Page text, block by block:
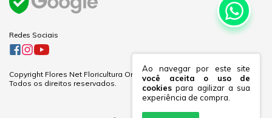
Ao navegar por este site
você aceita o uso de
cookies para agilizar a sua
experiência de compra.
Redes Sociais
Copyright Flores Net Floricultura Online Ltda - 60281691000170 - 2026.
Todos os direitos reservados.